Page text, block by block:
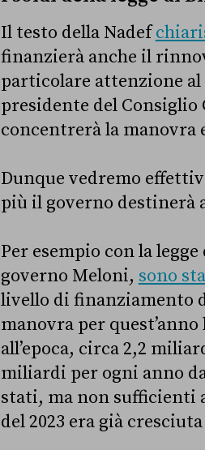
Il testo della Nadef
finanzierà anche il
particolare attenzione al
presidente del Consiglio
concentrerà la manovra
Dunque vedremo
più il governo destinerà
Per esempio con la
governo Meloni, sono
livello di finanziamento
manovra per
all’epoca, circa 2,2
miliardi per ogni anno
stati, ma non sufficienti
del 2023 era già